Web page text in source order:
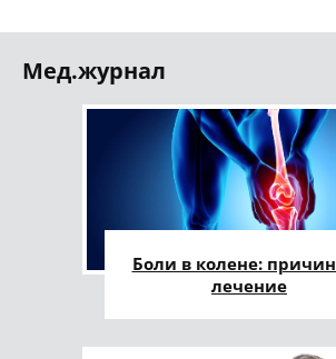
Мед.журнал
Боли в колене:
лечение